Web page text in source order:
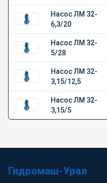
Насос ЛМ 32-
6,3/20
Насос ЛМ 32-
5/28
Насос ЛМ 32-
3,15/12,5
Насос ЛМ 32-
3,15/5
Гидромаш-Урал